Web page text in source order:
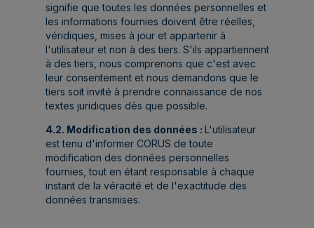
signifie que toutes les données personnelles et
les informations fournies doivent être réelles,
véridiques, mises à jour et appartenir à
l'utilisateur et non à des tiers. S'ils appartiennent
à des tiers, nous comprenons que c'est avec
leur consentement et nous demandons que le
tiers soit invité à prendre connaissance de nos
textes juridiques dès que possible.
4.2. Modification des données : L'utilisateur
est tenu d'informer CORUS de toute
modification des données personnelles
fournies, tout en étant responsable à chaque
instant de la véracité et de l'exactitude des
données transmises.